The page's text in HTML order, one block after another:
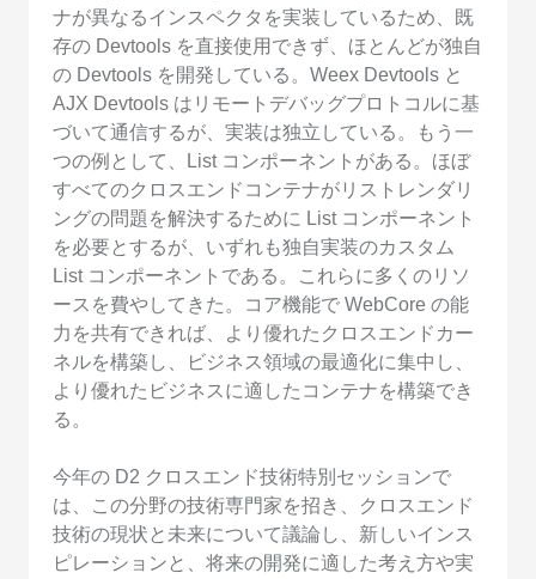
ナが異なるインスペクタを実装しているため、既
存の Devtools を直接使用できず、ほとんどが独自
の Devtools を開発している。Weex Devtools と
AJX Devtools はリモートデバッグプロトコルに基
づいて通信するが、実装は独立している。もう一
つの例として、List コンポーネントがある。ほぼ
すべてのクロスエンドコンテナがリストレンダリ
ングの問題を解決するために List コンポーネント
を必要とするが、いずれも独自実装のカスタム
List コンポーネントである。これらに多くのリソ
ースを費やしてきた。コア機能で WebCore の能
力を共有できれば、より優れたクロスエンドカー
ネルを構築し、ビジネス領域の最適化に集中し、
より優れたビジネスに適したコンテナを構築でき
る。
今年の D2 クロスエンド技術特別セッションで
は、この分野の技術専門家を招き、クロスエンド
技術の現状と未来について議論し、新しいインス
ピレーションと、将来の開発に適した考え方や実